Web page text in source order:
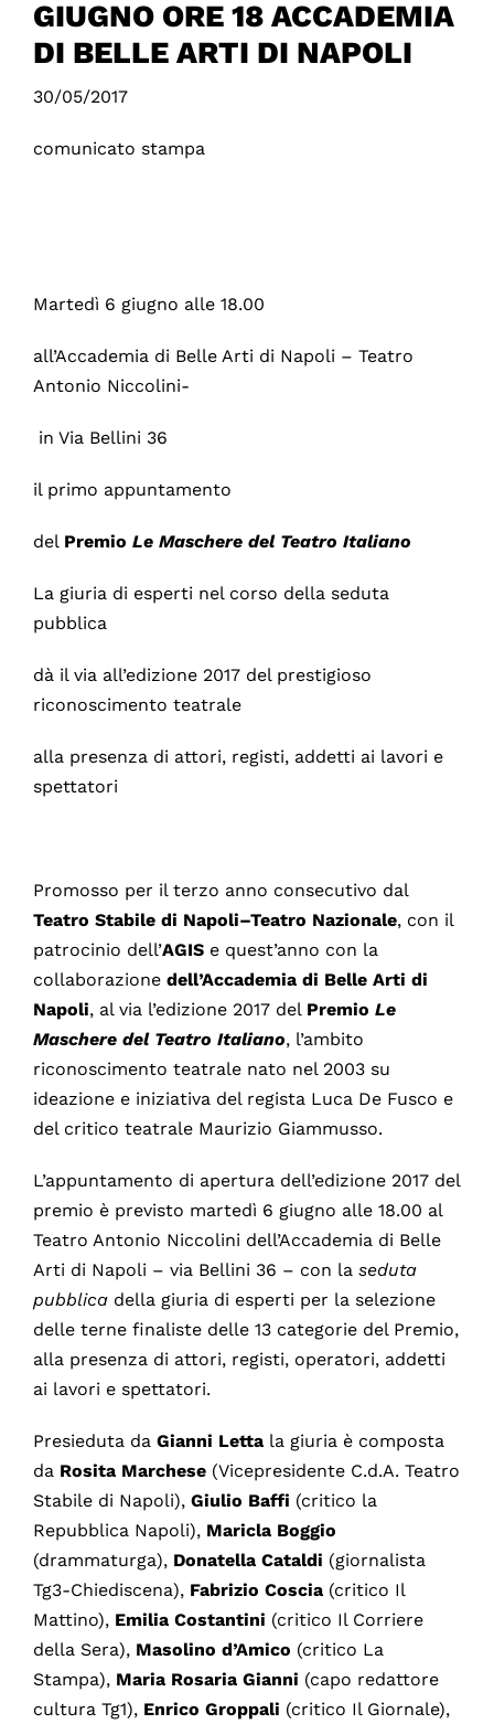
GIUGNO ORE 18 ACCADEMIA
DI BELLE ARTI DI NAPOLI
30/05/2017
comunicato stampa
Martedì 6 giugno alle 18.00
all’Accademia di Belle Arti di Napoli – Teatro
Antonio Niccolini-
in Via Bellini 36
il primo appuntamento
del Premio Le Maschere del Teatro Italiano
La giuria di esperti nel corso della seduta
pubblica
dà il via all’edizione 2017 del prestigioso
riconoscimento teatrale
alla presenza di attori, registi, addetti ai lavori e
spettatori
Promosso per il terzo anno consecutivo dal
Teatro Stabile di Napoli–Teatro Nazionale, con il
patrocinio dell’AGIS e quest’anno con la
collaborazione dell’Accademia di Belle Arti di
Napoli, al via l’edizione 2017 del Premio Le
Maschere del Teatro Italiano, l’ambito
riconoscimento teatrale nato nel 2003 su
ideazione e iniziativa del regista Luca De Fusco e
del critico teatrale Maurizio Giammusso.
L’appuntamento di apertura dell’edizione 2017 del
premio è previsto martedì 6 giugno alle 18.00 al
Teatro Antonio Niccolini dell’Accademia di Belle
Arti di Napoli – via Bellini 36 – con la seduta
pubblicadella giuria di esperti per la selezione
delle terne finaliste delle 13 categorie del Premio,
alla presenza di attori, registi, operatori, addetti
ai lavori e spettatori.
Presieduta da Gianni Lettala giuria è composta
da Rosita Marchese(Vicepresidente C.d.A. Teatro
Stabile di Napoli), Giulio Baffi (critico la
Repubblica Napoli), Maricla Boggio
(drammaturga), Donatella Cataldi (giornalista
Tg3-Chiediscena), Fabrizio Coscia (critico Il
Mattino), Emilia Costantini (critico Il Corriere
della Sera), Masolino d’Amico (critico La
Stampa), Maria Rosaria Gianni (capo redattore
cultura Tg1), Enrico Groppali (critico Il Giornale),